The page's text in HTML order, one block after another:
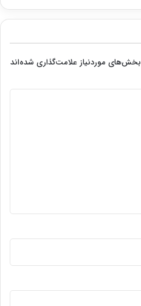
بخش‌های موردنیاز علامت‌گذاری شده‌اند